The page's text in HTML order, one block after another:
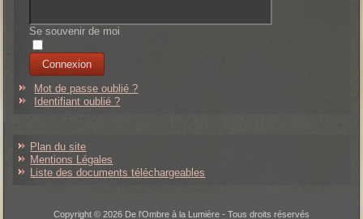
Se souvenir de moi
Mot de passe oublié ?
Identifiant oublié ?
Plan du site
Mentions Légales
Liste des documents téléchargeables
Copyright © 2026 De l'Ombre à la Lumière - Tous droits réservés